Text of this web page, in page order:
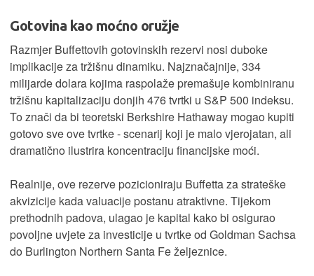
Gotovina kao moćno oružje
Razmjer Buffettovih gotovinskih rezervi nosi duboke
implikacije za tržišnu dinamiku. Najznačajnije, 334
milijarde dolara kojima raspolaže premašuje kombiniranu
tržišnu kapitalizaciju donjih 476 tvrtki u S&P 500 indeksu.
To znači da bi teoretski Berkshire Hathaway mogao kupiti
gotovo sve ove tvrtke - scenarij koji je malo vjerojatan, ali
dramatično ilustrira koncentraciju financijske moći.
Realnije, ove rezerve pozicioniraju Buffetta za strateške
akvizicije kada valuacije postanu atraktivne. Tijekom
prethodnih padova, ulagao je kapital kako bi osigurao
povoljne uvjete za investicije u tvrtke od Goldman Sachsa
do Burlington Northern Santa Fe željeznice.